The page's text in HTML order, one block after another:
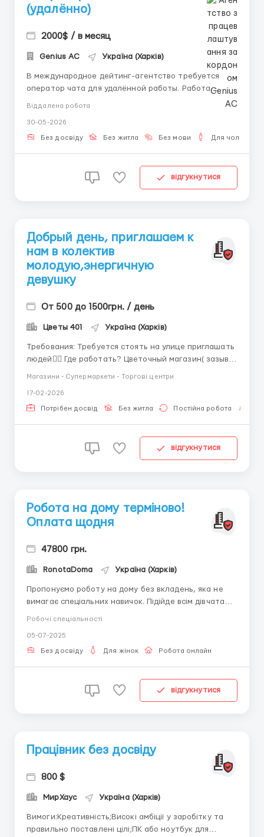
(удалённо)
2000$ / в месяц
Genius AС Україна (Харків)
В международное дейтинг-агентство требуется
оператор чата для удалённой работы. Работа
предполагает ведение переписки на английском
платформы. Тг для связи: @bit_rec13 📌 Суть
работы: — ведение текстового общения с
Віддалена робота
30-05-2026
Без досвіду Без житла Без мови Для чоловіків
відгукнутися
Добрый день, приглашаем к
нам в колектив
молодую,энергичную
девушку
От 500 до 1500грн. / день
Цветы 401 Україна (Харків)
Требования: Требуется стоять на улице приглашать
людей👌🏻 Где работать? Цветочный магазин( зазыв-
своем коллективе🫶🏻 Условия работы: Хорошо
зазывать людей🤗 Быстро и конкретно обслуживать
Магазини - Супермаркети - Торгові центри
17-02-2026
Потрібен досвід Без житла Постійна робота
відгукнутися
Робота на дому терміново!
Оплата щодня
47800 грн.
RonotaDoma Україна (Харків)
Пропонуємо роботу на дому без вкладень, яка не
вимагає спеціальних навичок. Підійде всім дівчатам
роботи. Вимога: Жінка 18-45 років , наявність ПК і
вільного виходу в інтернет, впевнене користуван...
Робочі спеціальності
05-07-2025
Без досвіду Для жінок Робота онлайн
відгукнутися
Працівник без досвіду
800 $
МирХаус Україна (Харків)
Вимоги:Креативність;Високі амбіції у заробітку та
правильно поставлені цілі;ПК або ноутбук для